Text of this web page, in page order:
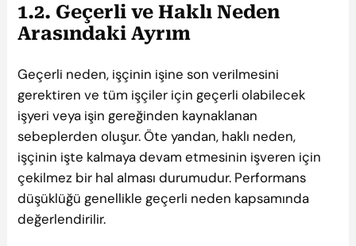
1.2. Geçerli ve Haklı Neden
Arasındaki Ayrım
Geçerli neden, işçinin işine son verilmesini
gerektiren ve tüm işçiler için geçerli olabilecek
işyeri veya işin gereğinden kaynaklanan
sebeplerden oluşur. Öte yandan, haklı neden,
işçinin işte kalmaya devam etmesinin işveren için
çekilmez bir hal alması durumudur. Performans
düşüklüğü genellikle geçerli neden kapsamında
değerlendirilir.